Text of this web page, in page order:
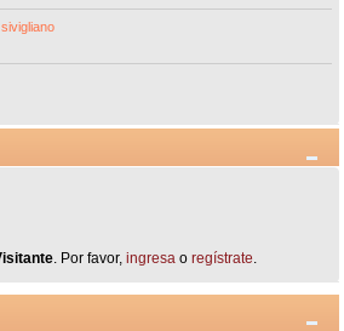
sivigliano
. Por favor, ingresao regístrate.